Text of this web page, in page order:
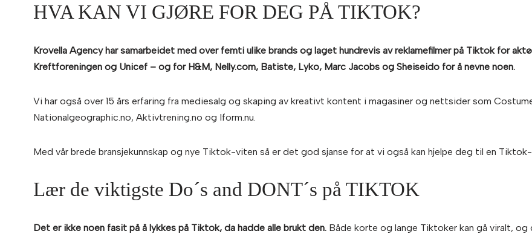
HVA KAN VI GJØRE FOR DEG PÅ TIKTOK?
Krovella Agency har samarbeidet med over femti ulike brands og laget hundrevis av reklamefilmer på Tiktok for
Kreftforeningen og Unicef – og for H&M, Nelly.com, Batiste, Lyko, Marc Jacobs og Sheiseido for å nevne noen.
Vi har også over 15 års erfaring fra mediesalg og skaping av kreativt kontent i magasiner og nettsider som
Nationalgeographic.no, Aktivtrening.no og Iform.nu.
Med vår brede bransjekunnskap og nye Tiktok-viten så er det god sjanse for at vi også kan hjelpe deg til en
Lær de viktigste Do´s and DONT´s på TIKTOK
Det er ikke noen fasit på å lykkes på Tiktok, da hadde alle brukt den. Både korte og lange Tiktoker kan gå viralt,